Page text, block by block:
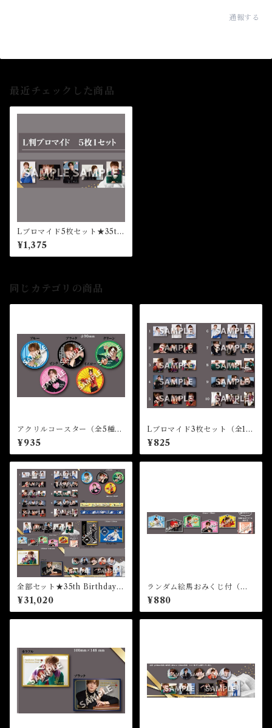
通報する
最近チェックした商品
Lブロマイド5枚セット★35th
Birthday Event
¥1,375
同じカテゴリの商品
アクリルコースター（全5種）
★35th Birthday Event
¥935
Lブロマイド3枚セット（全10
種）★35th Birthday Event
¥825
全部セット★35th Birthday E
vent
¥31,020
ランダム絵馬おみくじ付（全5
種）★35th Birthday Event
¥880